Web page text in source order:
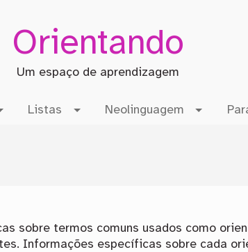
Orientando
Um espaço de aprendizagem
Listas Neolinguagem
sobre termos comuns usados como
Informações específicas sobre cada